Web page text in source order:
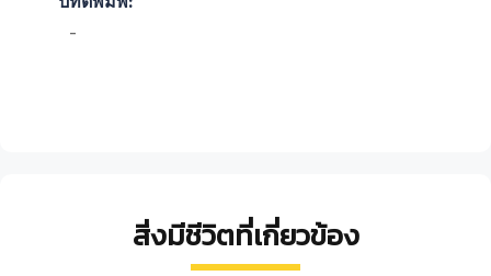
-
สิ่งมีชีวิตที่เกี่ยวข้อง
เห็ด